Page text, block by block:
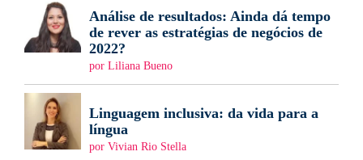
Análise de resultados: Ainda dá tempo
de rever as estratégias de negócios de
2022?
por Liliana Bueno
Linguagem inclusiva: da vida para a
língua
por Vivian Rio Stella